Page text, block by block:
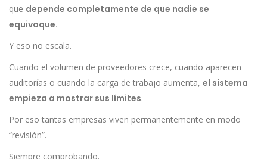
que depende completamente de que nadie se
equivoque.
Y eso no escala.
Cuando el volumen de proveedores crece, cuando aparecen
auditorías o cuando la carga de trabajo aumenta, el sistema
empieza a mostrar sus límites.
Por eso tantas empresas viven permanentemente en modo
“revisión”.
Siempre comprobando.